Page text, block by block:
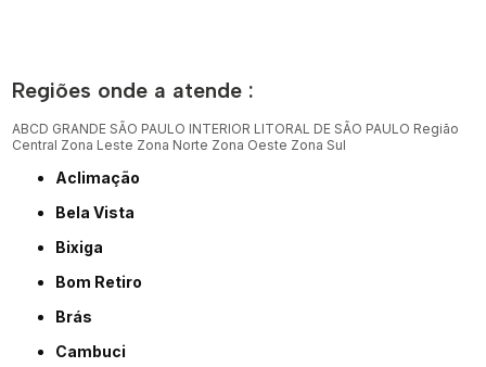
Regiões onde a atende :
ABCD GRANDE SÃO PAULO INTERIOR LITORAL DE SÃO PAULO Região
Central Zona Leste Zona Norte Zona Oeste Zona Sul
Aclimação
Bela Vista
Bixiga
Bom Retiro
Brás
Cambuci